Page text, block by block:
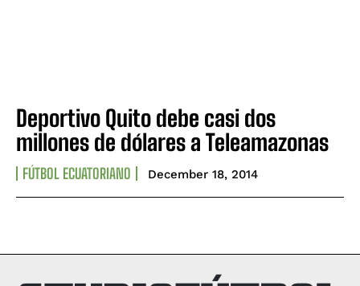
Deportivo Quito debe casi dos
millones de dólares a Teleamazonas
FÚTBOL ECUATORIANO December 18, 2014